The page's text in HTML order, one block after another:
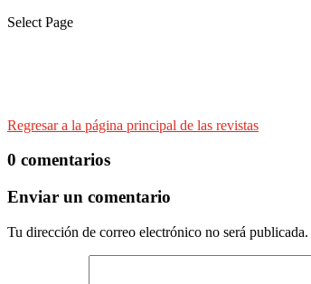
Select Page
Regresar a la página principal de las revistas
0 comentarios
Enviar un comentario
Tu dirección de correo electrónico no será publicada.